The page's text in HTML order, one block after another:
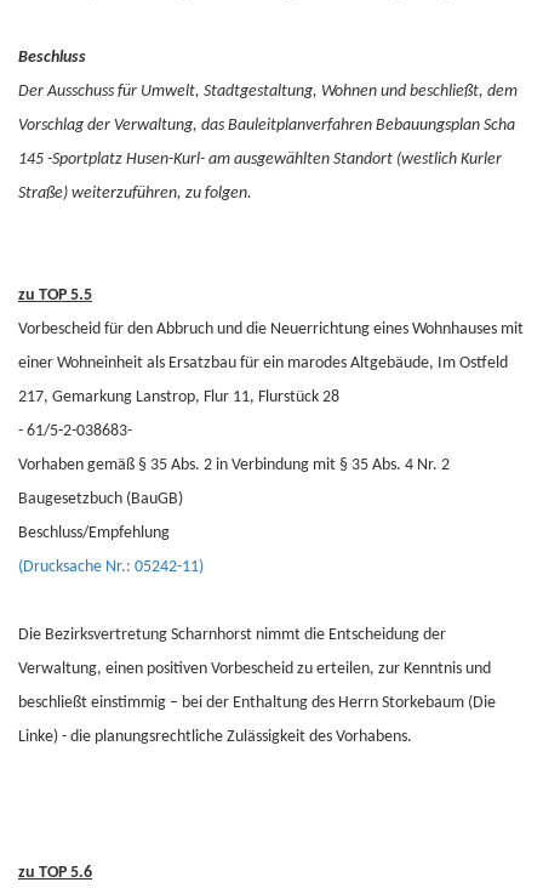
Beschluss
Der Ausschuss für Umwelt, Stadtgestaltung, Wohnen und beschließt, dem
Vorschlag der Verwaltung, das Bauleitplanverfahren Bebauungsplan Scha
145 -Sportplatz Husen-Kurl- am ausgewählten Standort (westlich Kurler
Straße) weiterzuführen, zu folgen.
zu TOP 5.5
Vorbescheid für den Abbruch und die Neuerrichtung eines Wohnhauses mit
einer Wohneinheit als Ersatzbau für ein marodes Altgebäude, Im Ostfeld
217, Gemarkung Lanstrop, Flur 11, Flurstück 28
- 61/5-2-038683-
Vorhaben gemäß § 35 Abs. 2 in Verbindung mit § 35 Abs. 4 Nr. 2
Baugesetzbuch (BauGB)
Beschluss/Empfehlung
(Drucksache Nr.: 05242-11)
Die Bezirksvertretung Scharnhorst nimmt die Entscheidung der
Verwaltung, einen positiven Vorbescheid zu erteilen, zur Kenntnis und
beschließt einstimmig – bei der Enthaltung des Herrn Storkebaum (Die
Linke) - die planungsrechtliche Zulässigkeit des Vorhabens.
zu TOP 5.6